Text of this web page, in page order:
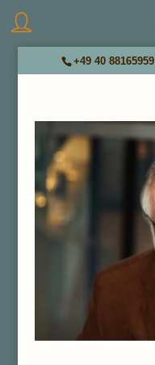
+49 40 88165959